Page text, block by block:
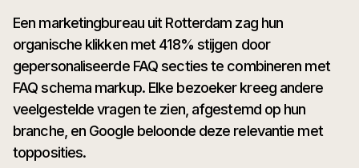
Een marketingbureau uit Rotterdam zag hun
organische klikken met 418% stijgen door
gepersonaliseerde FAQ secties te combineren met
FAQ schema markup. Elke bezoeker kreeg andere
veelgestelde vragen te zien, afgestemd op hun
branche, en Google beloonde deze relevantie met
topposities.